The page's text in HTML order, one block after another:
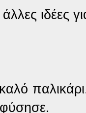
άλλες ιδέες